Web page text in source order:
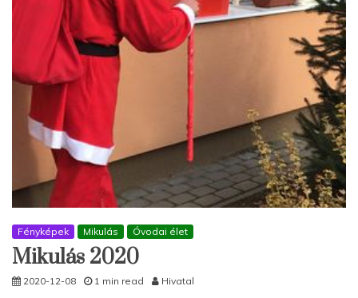
Fényképek Mikulás Óvodai élet
Mikulás 2020
2020-12-08 1 min read Hivatal